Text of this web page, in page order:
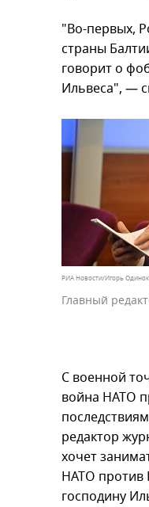
"Во-первых,
страны
говорит о
Ильвеса", —
РИА Новости/Игорь
Главный
С военной
война НАТО
редактор
хочет
НАТО против
господину